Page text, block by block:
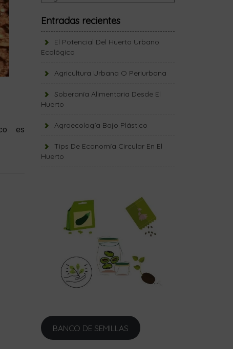
es
Entradas recientes
El Potencial Del Huerto Urbano
Ecológico
Agricultura Urbana O Periurbana
Soberanía Alimentaria Desde El
Huerto
Agroecología Bajo Plástico
Tips De Economía Circular En El
Huerto
BANCO DE SEMILLAS